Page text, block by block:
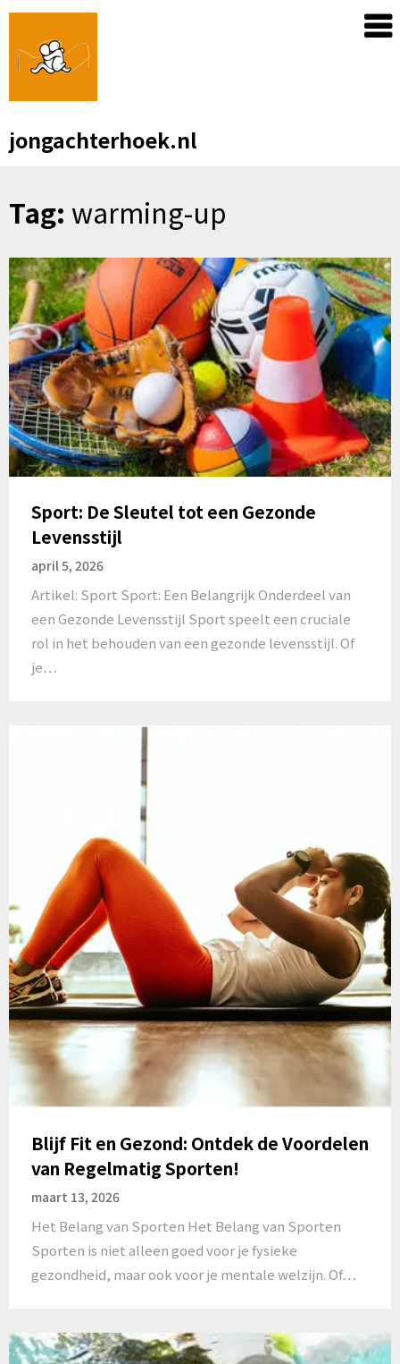
Skip
content
jongachterhoek.nl
Tag: warming-up
Sport: De Sleutel tot een Gezonde
Levensstijl
april 5, 2026
Artikel: Sport Sport: Een Belangrijk Onderdeel van
een Gezonde Levensstijl Sport speelt een cruciale
rol in het behouden van een gezonde levensstijl. Of
je…
Blijf Fit en Gezond: Ontdek de Voordelen
van Regelmatig Sporten!
maart 13, 2026
Het Belang van Sporten Het Belang van Sporten
Sporten is niet alleen goed voor je fysieke
gezondheid, maar ook voor je mentale welzijn. Of…